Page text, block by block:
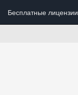
Бесплатные лицензии